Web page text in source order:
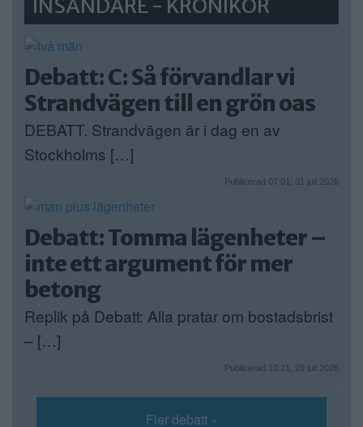
INSÄNDARE - KRÖNIKOR
Debatt: C: Så förvandlar vi
Strandvägen till en grön oas
DEBATT. Strandvägen är i dag en av
Stockholms […]
Publicerad 07:01, 31 juli 2026
Debatt: Tomma lägenheter –
inte ett argument för mer
betong
Replik på Debatt: Alla pratar om bostadsbrist
– […]
Publicerad 10:21, 29 juli 2026
Fler debatt »